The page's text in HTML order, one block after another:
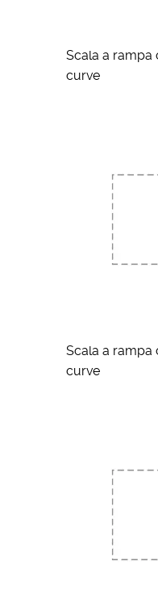
Scala a rampa
curve
Scala a rampa
curve